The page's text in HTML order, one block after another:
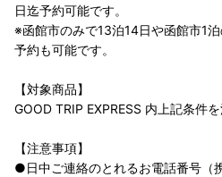
日迄予約可能です。
※函館市のみで13泊14日や函館市1
予約も可能です。
【対象商品】
GOOD TRIP EXPRESS 内上記条件
【注意事項】
●日中ご連絡のとれるお電話番号（